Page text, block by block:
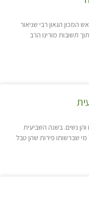
המכון הגאון רבי שניאור
תשובות מורינו הרב
והן נשים. בשנה השביעית
שברשותו פירות שהן טבל